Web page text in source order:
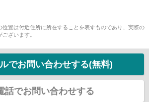
置は付近住所に所在することを表すものであり、実際の
ざいます。
でお問い合わせする(無料)
話でお問い合わせする